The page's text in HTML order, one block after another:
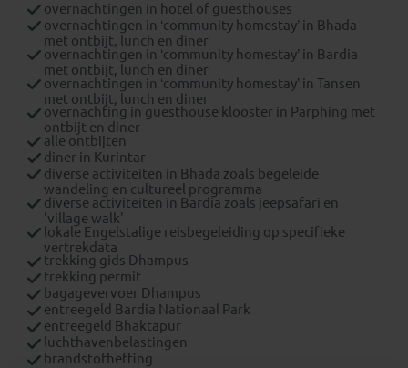
overnachtingen in hotel of guesthouses
overnachtingen in ‘community homestay’ in Bhada
met ontbijt, lunch en diner
overnachtingen in ‘community homestay’ in Bardia
met ontbijt, lunch en diner
overnachtingen in ‘community homestay’ in Tansen
met ontbijt, lunch en diner
overnachting in guesthouse klooster in Parphing met
ontbijt en diner
alle ontbijten
diner in Kurintar
diverse activiteiten in Bhada zoals begeleide
wandeling en cultureel programma
diverse activiteiten in Bardia zoals jeepsafari en
'village walk'
lokale Engelstalige reisbegeleiding op specifieke
vertrekdata
trekking gids Dhampus
trekking permit
bagagevervoer Dhampus
entreegeld Bardia Nationaal Park
entreegeld Bhaktapur
luchthavenbelastingen
brandstofheffing